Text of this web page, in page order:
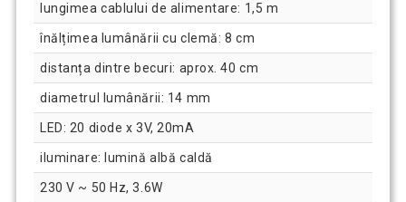
lungimea cablului de alimentare: 1,5 m
înălțimea lumânării cu clemă: 8 cm
distanța dintre becuri: aprox. 40 cm
diametrul lumânării: 14 mm
LED: 20 diode x 3V, 20mA
iluminare: lumină albă caldă
230 V ~ 50 Hz, 3.6W